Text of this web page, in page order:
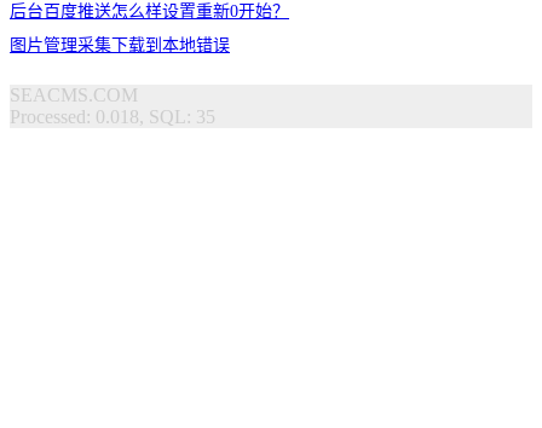
后台百度推送怎么样设置重新0开始？
图片管理采集下载到本地错误
SEACMS.COM
Processed: 0.018, SQL: 35